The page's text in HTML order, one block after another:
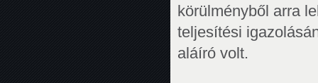
körülményből arra
teljesítési
aláíró volt.